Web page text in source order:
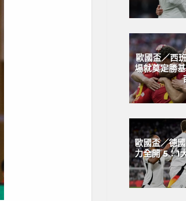
歐國盃／西
場就奠定勝
歐國盃／德
力全開 5：1